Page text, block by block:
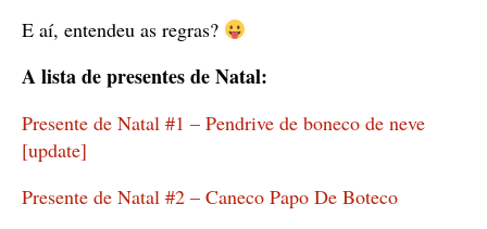
E aí, entendeu as regras?
A lista de presentes de Natal:
Presente de Natal #1 – Pendrive de boneco de neve
[update]
Presente de Natal #2 – Caneco Papo De Boteco